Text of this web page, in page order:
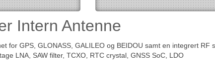
Intern Antenne
for GPS, GLONASS, GALILEO og BEIDOU samt en integrert
LNA, SAW filter, TCXO, RTC crystal, GNSS SoC, LDO